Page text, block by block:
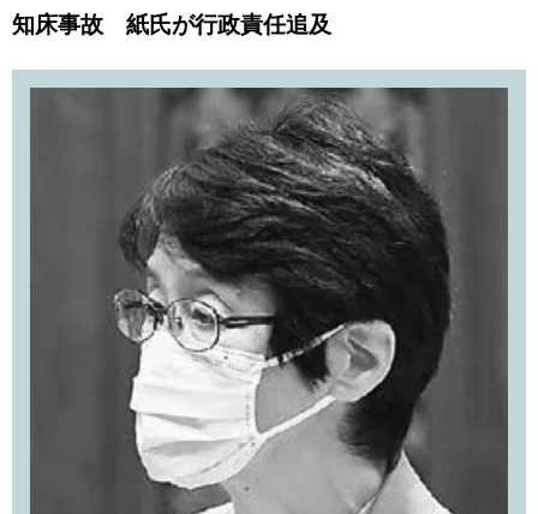
知床事故 紙氏が行政責任追及